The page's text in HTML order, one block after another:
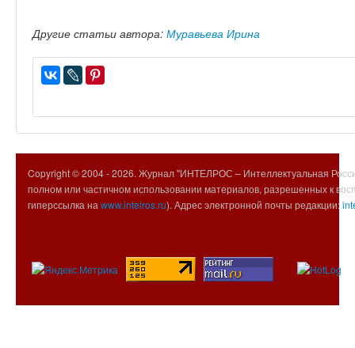
Другие статьи автора: Муравьева Ирина
Copyright © 2004 -2026. Журнал "ИНТЕЛРОС – Интеллектуальная
полном или частичном использовании материалов, разрешенных к
гиперссылка на www.intelros.ru). Адрес электронной почты редакции: